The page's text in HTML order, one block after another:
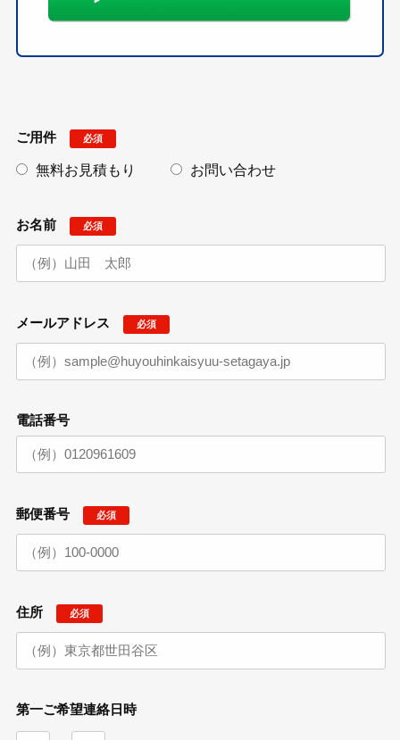
ご用件 必須
無料お見積もり お問い合わせ
お名前 必須
メールアドレス 必須
電話番号
郵便番号 必須
住所 必須
第一ご希望連絡日時